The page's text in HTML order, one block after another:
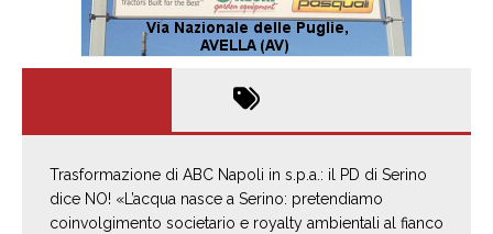
Trasformazione di ABC Napoli in s.p.a.: il PD di Serino
dice NO! «L’acqua nasce a Serino: pretendiamo
coinvolgimento societario e royalty ambientali al fianco